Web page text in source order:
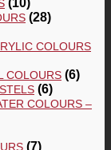
(28)
COLOURS
COLOURS (6)
(6)
COLOURS –
(7)